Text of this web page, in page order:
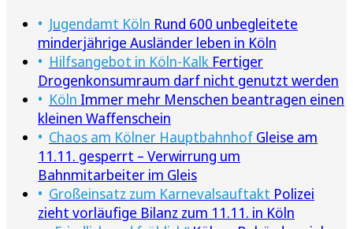
Jugendamt Köln Rund 600 unbegleitete
minderjährige Ausländer leben in Köln
Hilfsangebot in Köln-Kalk Fertiger
Drogenkonsumraum darf nicht genutzt werden
Köln Immer mehr Menschen beantragen einen
kleinen Waffenschein
Chaos am Kölner Hauptbahnhof Gleise am
11.11. gesperrt – Verwirrung um
Bahnmitarbeiter im Gleis
Großeinsatz zum Karnevalsauftakt Polizei
zieht vorläufige Bilanz zum 11.11. in Köln